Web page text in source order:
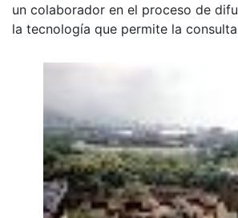
un colaborador en el proceso de
la tecnología que permite la